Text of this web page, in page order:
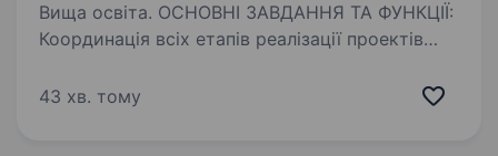
Вища освіта. ОСНОВНІ ЗАВДАННЯ ТА ФУНКЦІЇ:
Координація всіх етапів реалізації проектів
вітрові, гібридні станції, системи накопичення
43 хв. тому